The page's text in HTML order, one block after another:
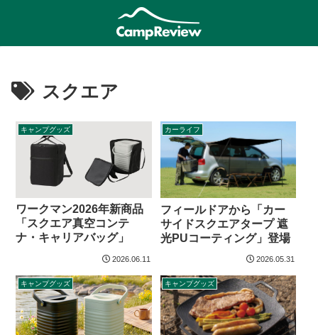
スクエア
キャンプグッズ
ワークマン2026年新商品
「スクエア真空コンテ
ナ・キャリアバッグ」
2026.06.11
カーライフ
フィールドアから「カー
サイドスクエアタープ 遮
光PUコーティング」登場
2026.05.31
キャンプグッズ キャンプグッズ